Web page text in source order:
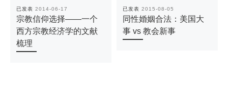
已发表 2014-06-17
宗教信仰选择——一个
西方宗教经济学的文献
梳理
已发表 2015-08-05
同性婚姻合法：美国大
事 vs 教会新事